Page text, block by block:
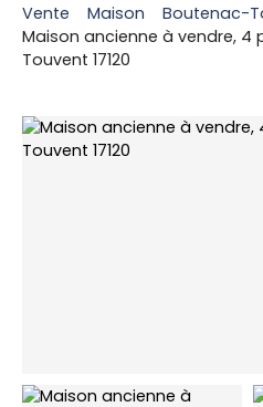
Vente Maison
Boutenac-
Maison ancienne à vendre,
Touvent 17120